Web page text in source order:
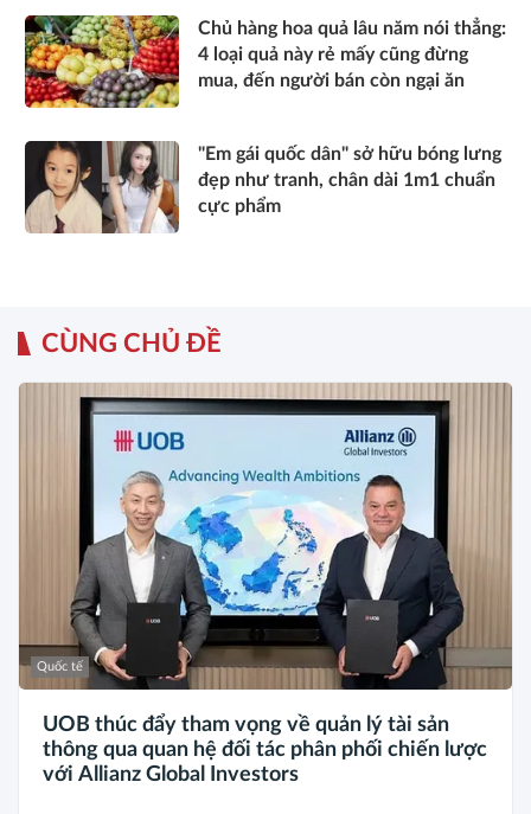
Chủ hàng hoa quả lâu năm nói thẳng:
4 loại quả này rẻ mấy cũng đừng
mua, đến người bán còn ngại ăn
"Em gái quốc dân" sở hữu bóng lưng
đẹp như tranh, chân dài 1m1 chuẩn
cực phẩm
CÙNG CHỦ ĐỀ
Quốc tế
UOB thúc đẩy tham vọng về quản lý tài sản
thông qua quan hệ đối tác phân phối chiến lược
với Allianz Global Investors